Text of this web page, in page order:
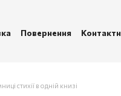
Повернення
стихії в одній книзі